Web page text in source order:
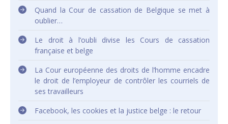
Quand la Cour de cassation de Belgique se met à
oublier…
Le droit à l’oubli divise les Cours de cassation
française et belge
La Cour européenne des droits de l’homme encadre
le droit de l’employeur de contrôler les courriels de
ses travailleurs
Facebook, les cookies et la justice belge : le retour